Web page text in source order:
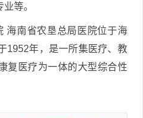
等。
海南省农垦总局医院位于海
1952年，是一所集医疗、教
复医疗为一体的大型综合性